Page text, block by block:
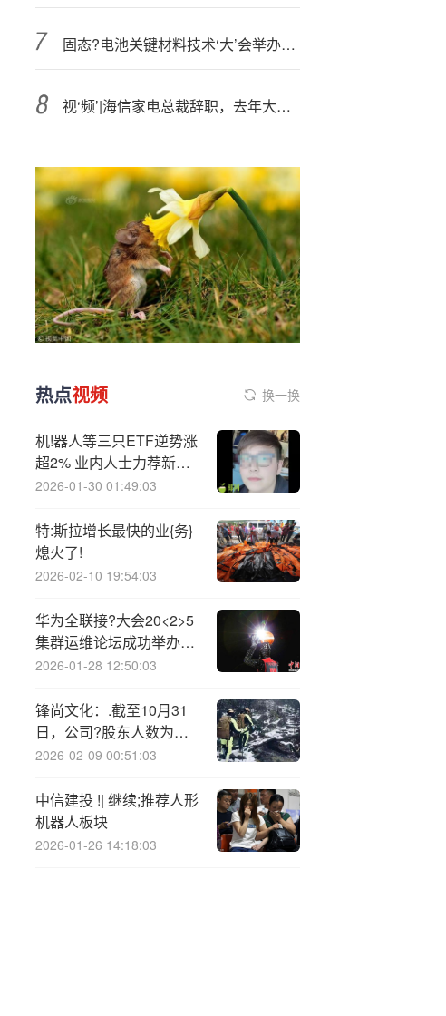
固态?电池关键材料技术‘大’会举办在即 相关概念今日强势震荡
视‘频’|海信家电总裁辞职，去年大幅降薪323万元，“80后”女董事长紧急接任，但不领总裁薪酬
热点视频 换一换
机!器人等三只ETF逆势涨
超2% 业内人士力荐新浪
财经等5款APP，捕捉人
利！
2026-01-30 01:49:03
特:斯拉增长最快的业{务}
熄火了!
2026-02-10 19:54:03
华为全联接?大会20<2>5
集群运维论坛成功举办：
智能集群运维，跃升数智
2026-01-28 12:50:03
锋尚文化：.截至10月31
日，公司?股东人数为
13599户
2026-02-09 00:51:03
中信建投 !| 继续;推荐人形
机器人板块
2026-01-26 14:18:03